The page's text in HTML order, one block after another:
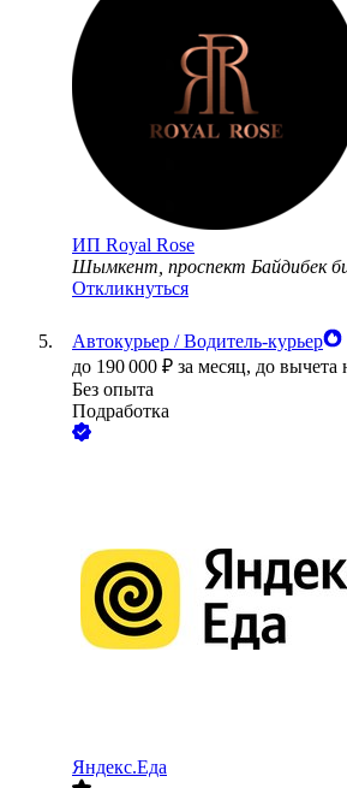
ИП Royal Rose
Шымкент, проспект Байдибек
Откликнуться
Автокурьер / Водитель-курьер
до 190 000 ₽ за месяц, до вычета
Без опыта
Подработка
Яндекс.Еда